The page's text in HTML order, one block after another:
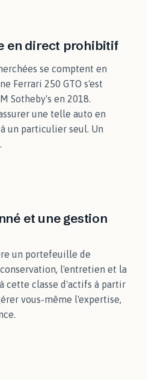
en direct prohibitif
se comptent en
Ferrari 250 GTO s'est
Sotheby's en 2018.
une telle auto en
un particulier seul. Un
et une gestion
un portefeuille de
l'entretien et la
cette classe d'actifs à partir
vous-même l'expertise,